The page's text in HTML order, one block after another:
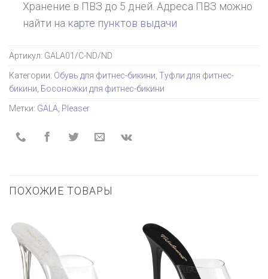
Хранение в ПВЗ до 5 дней. Адреса ПВЗ можно
найти на карте пунктов выдачи
Артикул: GALA01/C-ND/ND
Категории: Обувь для фитнес-бикини Туфли для фитнес-
бикини Босоножки для фитнес-бикини
Метки: GALA Pleaser
ПОХОЖИЕ ТОВАРЫ